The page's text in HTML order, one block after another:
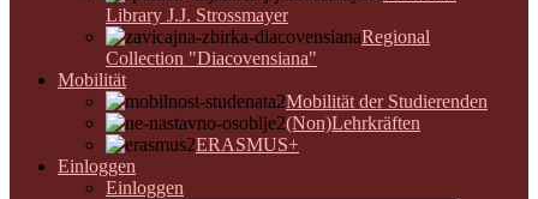
Library J.J. Strossmayer
Regional
Collection "Diacovensiana"
Mobilität
Mobilität der Studierenden
(Non)Lehrkräften
ERASMUS+
Einloggen
Einloggen